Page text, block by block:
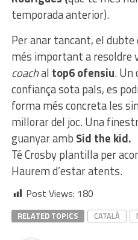
temporada anterior).
Per anar tancant, el
més important a resoldre
coachal top6 ofensiu. Un
confiança sota pals, es
forma més concreta les
millorar del joc. Una
guanyar amb Sid the kid.
Té Crosby plantilla per
Haurem d’estar atents.
Post Views: 180
RELATED TOPICS CATALÀ